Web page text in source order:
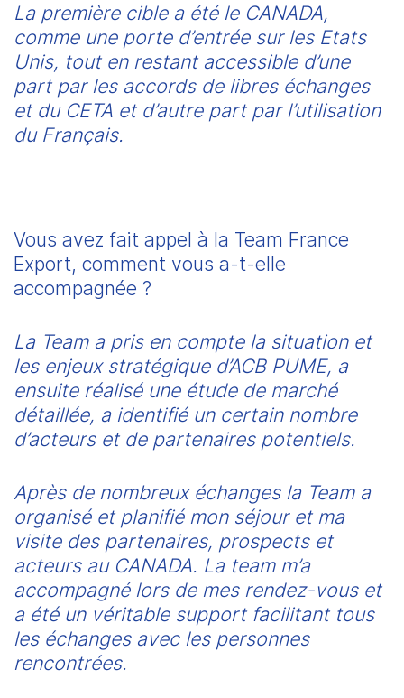
La première cible a été le CANADA,
comme une porte d’entrée sur les Etats
Unis, tout en restant accessible d’une
part par les accords de libres échanges
et du CETA et d’autre part par l’utilisation
du Français.
Vous avez fait appel à la Team France
Export, comment vous a-t-elle
accompagnée ?
La Team a pris en compte la situation et
les enjeux stratégique d’ACB PUME, a
ensuite réalisé une étude de marché
détaillée, a identifié un certain nombre
d’acteurs et de partenaires potentiels.
Après de nombreux échanges la Team a
organisé et planifié mon séjour et ma
visite des partenaires, prospects et
acteurs au CANADA. La team m’a
accompagné lors de mes rendez-vous et
a été un véritable support facilitant tous
les échanges avec les personnes
rencontrées.